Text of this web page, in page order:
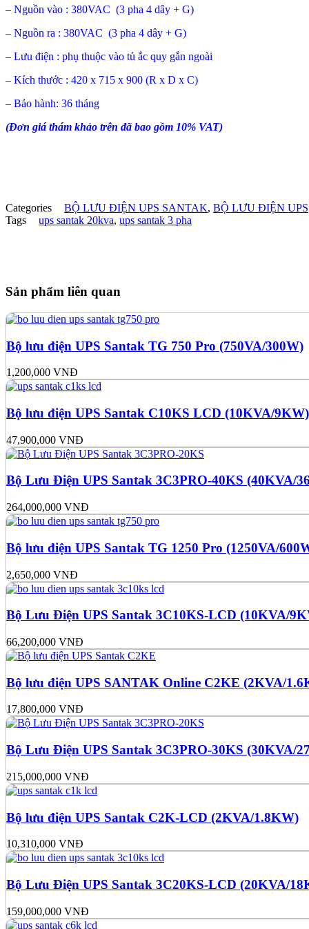
– Nguồn vào : 380VAC (3 pha 4 dây + G)
– Nguồn ra : 380VAC (3 pha 4 dây + G)
– Lưu điện : phụ thuộc vào tủ ắc quy gắn ngoài
– Kích thước : 420 x 715 x 900 (R x D x C)
– Bảo hành: 36 tháng
(Đơn giá thám khảo trên đã bao gồm 10% VAT)
Categories BỘ LƯU ĐIỆN UPS SANTAK, BỘ LƯU ĐIỆN UPS
Tags
ups santak 20kva, ups santak 3 pha
Sản phẩm liên quan
Bộ lưu điện UPS Santak TG 750 Pro (750VA/300W)
1,200,000 VNĐ
Bộ lưu điện UPS Santak C10KS LCD (10KVA/9KW)
47,900,000 VNĐ
Bộ Lưu Điện UPS Santak 3C3PRO-40KS (40KVA/
264,000,000 VNĐ
Bộ lưu điện UPS Santak TG 1250 Pro (1250VA/
2,650,000 VNĐ
Bộ Lưu Điện UPS Santak 3C10KS-LCD (10KVA/
66,200,000 VNĐ
Bộ lưu điện UPS SANTAK Online C2KE (2KVA/
17,800,000 VNĐ
Bộ Lưu Điện UPS Santak 3C3PRO-30KS (30KVA/
215,000,000 VNĐ
Bộ lưu điện UPS Santak C2K-LCD (2KVA/1.8KW)
10,310,000 VNĐ
Bộ Lưu Điện UPS Santak 3C20KS-LCD (20KVA/
159,000,000 VNĐ